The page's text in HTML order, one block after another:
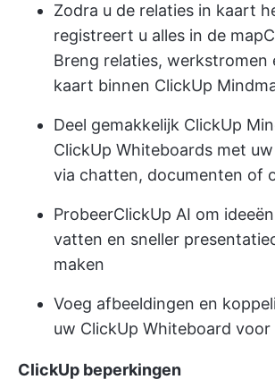
Zodra u de relaties in kaart
registreert u alles in de map
Breng relaties, werkstromen
kaart binnen ClickUp
Deel gemakkelijk ClickUp
ClickUp Whiteboards met
via chatten, documenten of
ProbeerClickUp AI om
vatten en sneller
maken
Voeg afbeeldingen en
uw ClickUp Whiteboard
ClickUp beperkingen